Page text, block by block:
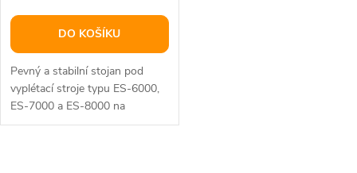
DO KOŠÍKU
Pevný a stabilní stojan pod
vyplétací stroje typu ES-6000,
ES-7000 a ES-8000 na
sportovní rakety.